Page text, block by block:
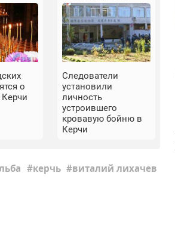
о
Следователи
установили
личность
устроившего
кровавую бойню в
Керчи
керчь виталий лихачев